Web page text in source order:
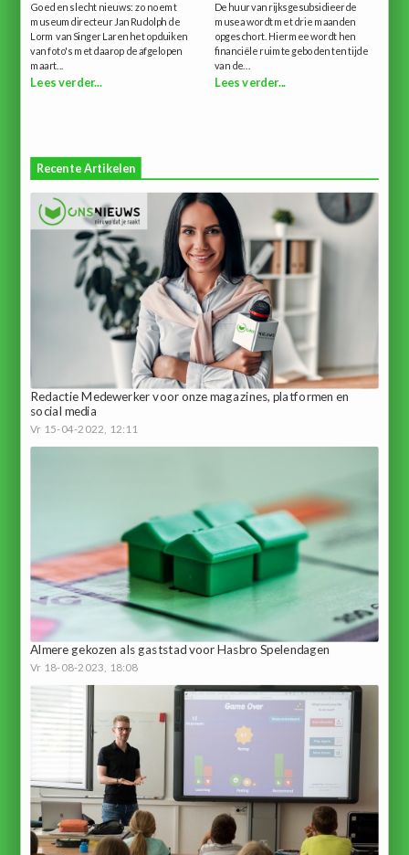
Goed en slecht nieuws: zo noemt
museumdirecteur Jan Rudolph de
Lorm van Singer Laren het opduiken
van foto's met daarop de afgelopen
maart...
Lees verder...
De huur van rijksgesubsidieerde
musea wordt met drie maanden
opgeschort. Hiermee wordt hen
financiële ruimte geboden ten tijde
van de...
Lees verder...
Recente Artikelen
Redactie Medewerker voor onze magazines, platformen en
social media
Vr 15-04-2022, 12:11
Almere gekozen als gaststad voor Hasbro Spelendagen
Vr 18-08-2023, 18:08